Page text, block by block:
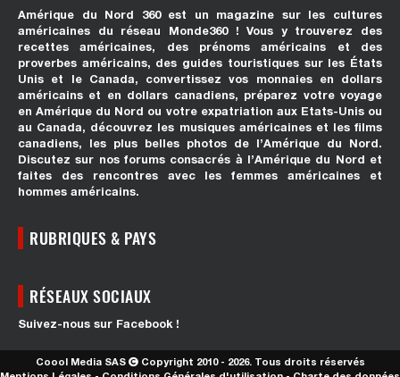
Amérique du Nord 360 est un magazine sur les cultures
américaines du réseau Monde360 ! Vous y trouverez des
recettes américaines, des prénoms américains et des
proverbes américains, des guides touristiques sur les États
Unis et le Canada, convertissez vos monnaies en dollars
américains et en dollars canadiens, préparez votre voyage
en Amérique du Nord ou votre expatriation aux Etats-Unis ou
au Canada, découvrez les musiques américaines et les films
canadiens, les plus belles photos de l’Amérique du Nord.
Discutez sur nos forums consacrés à l’Amérique du Nord et
faites des rencontres avec les femmes américaines et
hommes américains.
RUBRIQUES & PAYS
RÉSEAUX SOCIAUX
Suivez-nous sur Facebook !
Coool Media SAS
Copyright 2010 - 2026. Tous droits réservés